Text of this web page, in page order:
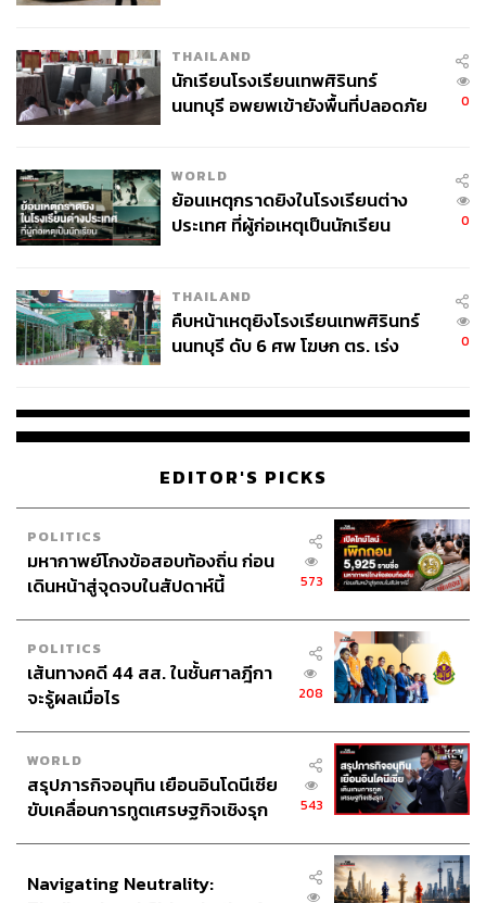
THAILAND
นักเรียนโรงเรียนเทพศิรินทร์
นนทบุรี อพยพเข้ายังพื้นที่ปลอดภัย
0
WORLD
ย้อนเหตุกราดยิงในโรงเรียนต่าง
ประเทศ ที่ผู้ก่อเหตุเป็นนักเรียน
0
THAILAND
คืบหน้าเหตุยิงโรงเรียนเทพศิรินทร์
นนทบุรี ดับ 6 ศพ โฆษก ตร. เร่ง
0
EDITOR'S PICKS
POLITICS
มหากาพย์โกงข้อสอบท้องถิ่น ก่อน
เดินหน้าสู่จุดจบในสัปดาห์นี้
573
POLITICS
เส้นทางคดี 44 สส. ในชั้นศาลฎีกา
จะรู้ผลเมื่อไร
208
WORLD
สรุปภารกิจอนุทิน เยือนอินโดนีเซีย
ขับเคลื่อนการทูตเศรษฐกิจเชิงรุก
543
Navigating Neutrality: